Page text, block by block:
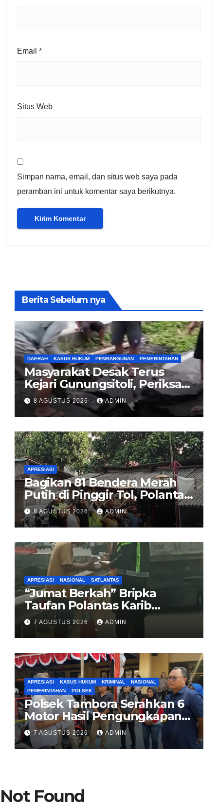
Email *
Situs Web
Simpan nama, email, dan situs web saya pada
peramban ini untuk komentar saya berikutnya.
Berita Sebelum nya
DAERAH KASUS HUKUM PEMBANGUNAN PEMERINTAHAN
Masyarakat Desak Terus
Kejari Gunungsitoli, Periksa
dan Usut Tuntas Dugaan
Korupsi Proyek Jalan
Sirombu-Afulu (MYC) Senilai
Rp321 Miliar
8 AGUSTUS 2026 ADMIN
APRESIASI
Bagikan 81 Bendera Merah
Putih di Pinggir Tol, Polantas
Karib BSD Ajak Warga Miskin
Kibarkan Sang Saka
8 AGUSTUS 2026 ADMIN
APRESIASI NASIONAL SATLANTAS
“Jumat Berkah” Bripka
Taufan Polantas Karib
Bagikan Nasi Kotak untuk
Sopir Truk yang Mogok di KM
00 Pondok Aren
7 AGUSTUS 2026 ADMIN
APRESIASI KASUS HUKUM KRIMINAL
NASIONAL
PEMERINTAHAN
POLSEK
Polsek Tambora Serahkan 6
Motor Hasil Pengungkapan
Kasus Curanmor Kepada
Pemilik Yang sah
7 AGUSTUS 2026 ADMIN
Not Found